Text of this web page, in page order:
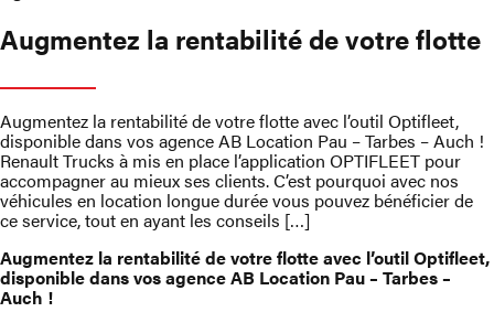
Augmentez la rentabilité de votre flotte
Augmentez la rentabilité de votre flotte avec l’outil Optifleet,
disponible dans vos agence AB Location Pau – Tarbes – Auch !
Renault Trucks à mis en place l’application OPTIFLEET pour
accompagner au mieux ses clients. C’est pourquoi avec nos
véhicules en location longue durée vous pouvez bénéficier de
ce service, tout en ayant les conseils […]
Augmentez la rentabilité de votre flotte avec l’outil Optifleet,
disponible dans vos agence AB Location Pau – Tarbes –
Auch !